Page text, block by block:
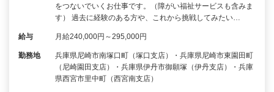
をつないでいくお仕事です。（障がい福祉サービスも含みま
す） 過去に経験のある方や、これから挑戦してみたい…
給与 月給240,000円～295,000円
勤務地
兵庫県尼崎市南塚口町（塚口支店）・兵庫県尼崎市東園田町
（尼崎園田支店）・兵庫県伊丹市御願塚（伊丹支店）・兵庫
県西宮市里中町（西宮南支店）